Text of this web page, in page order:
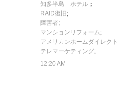
知多半島 ホテル；
RAID復旧 ;
障害者;
マンションリフォーム;
アメリカンホームダイレクト
テレマーケティング;
12:20 AM